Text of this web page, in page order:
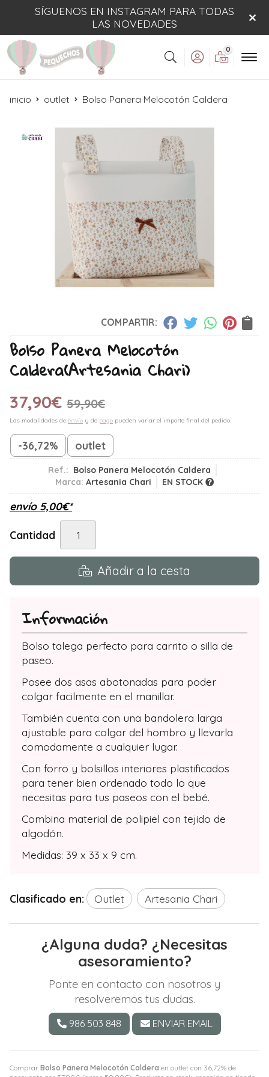
SÍGUENOS EN INSTAGRAM PARA TODAS
LAS NOVEDADES
Buscar
0
inicio outlet Bolso Panera Melocotón Caldera
COMPARTIR:
Bolso Panera Melocotón
Caldera(Artesania Chari)
37,90€ 59,90€
Las modalidades de envío y de pago pueden variar el importe final del pedido.
-36,72% outlet
Ref.: Bolso Panera Melocotón Caldera
Marca: Artesania Chari EN STOCK
envío 5,00€*
Cantidad
Añadir a la cesta
Comprar Bolso Panera Melocotón Caldera en outlet con 36,72% de
Información
Bolso talega perfecto para carrito o silla de
paseo.
Posee dos asas abotonadas para poder
colgar facilmente en el manillar.
También cuenta con una bandolera larga
ajustable para colgar del hombro y llevarla
comodamente a cualquier lugar.
Con forro y bolsillos interiores plastificados
para tener bien ordenado todo lo que
necesitas para tus paseos con el bebé.
Combina material de polipiel con tejido de
algodón.
Medidas: 39 x 33 x 9 cm.
Clasificado en: Outlet Artesania Chari
¿Alguna duda? ¿Necesitas
asesoramiento?
Ponte en contacto con nosotros y
resolveremos tus dudas.
986 503 848 ENVIAR EMAIL